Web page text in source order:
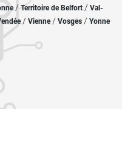
/Territoire de Belfort / Val-
/ Vienne/ Vosges / Yonne